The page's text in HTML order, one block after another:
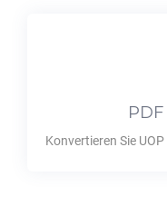
PDF
Konvertieren Sie UOP